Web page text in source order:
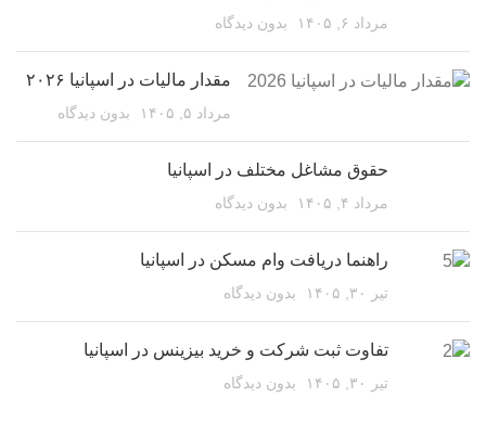
مرداد ۶, ۱۴۰۵ بدون دیدگاه
مقدار مالیات در اسپانیا ۲۰۲۶
مرداد ۵, ۱۴۰۵ بدون دیدگاه
حقوق مشاغل مختلف در اسپانیا
مرداد ۴, ۱۴۰۵ بدون دیدگاه
راهنما دریافت وام مسکن در اسپانیا
تیر ۳۰, ۱۴۰۵ بدون دیدگاه
تفاوت ثبت شرکت و خرید بیزینس در اسپانیا
تیر ۳۰, ۱۴۰۵ بدون دیدگاه